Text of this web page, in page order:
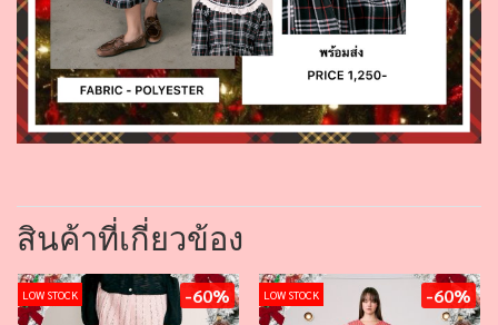
สินค้าที่เกี่ยวข้อง
LOW STOCK -60% LOW STOCK -60%